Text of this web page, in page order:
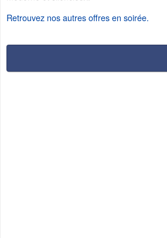
Retrouvez nos autres offres en soirée.